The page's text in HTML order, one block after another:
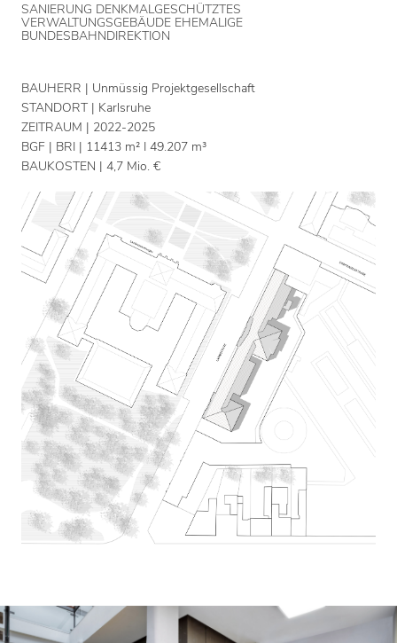
SANIERUNG DENKMALGESCHÜTZTES
VERWALTUNGSGEBÄUDE EHEMALIGE
BUNDESBAHNDIREKTION
BAUHERR
Unmüssig Projektgesellschaft
STANDORT
Karlsruhe
ZEITRAUM
2022-2025
BGF | BRI
11413 m² I 49.207 m³
BAUKOSTEN
4,7 Mio. €
FOTOS
Nikolay Kazakov